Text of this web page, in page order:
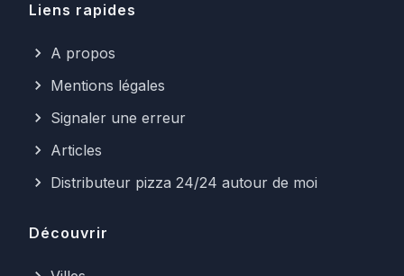
Liens rapides
A propos
Mentions légales
Signaler une erreur
Articles
Distributeur pizza 24/24 autour de moi
Découvrir